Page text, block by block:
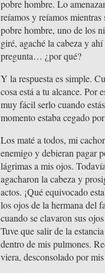
pobre hombre. Lo
reíamos y reíamos
pobre hombre, uno de los
giré, agaché la cabeza y
pregunta… ¿por qué?
Y la respuesta es simple.
cosa está a tu alcance. Por
muy fácil serlo cuando
momento estaba cegado
Los maté a todos, mi
enemigo y debieran pagar
lágrimas a mis ojos.
agacharon la cabeza y
actos. ¡Qué equivocado
los ojos de la hermana del
cuando se clavaron sus
Tuve que salir de la
dentro de mis pulmones.
viera, desconsolado por